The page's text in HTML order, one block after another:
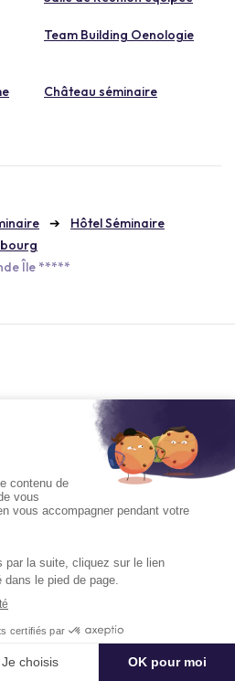
Team Building Oenologie
Château séminaire
Hôtel Séminaire
Île *****
un devis
: Moins d'un jour ouvré
Retrouvez nous
Linkedin
Référencer mon lieu ou mon
activité